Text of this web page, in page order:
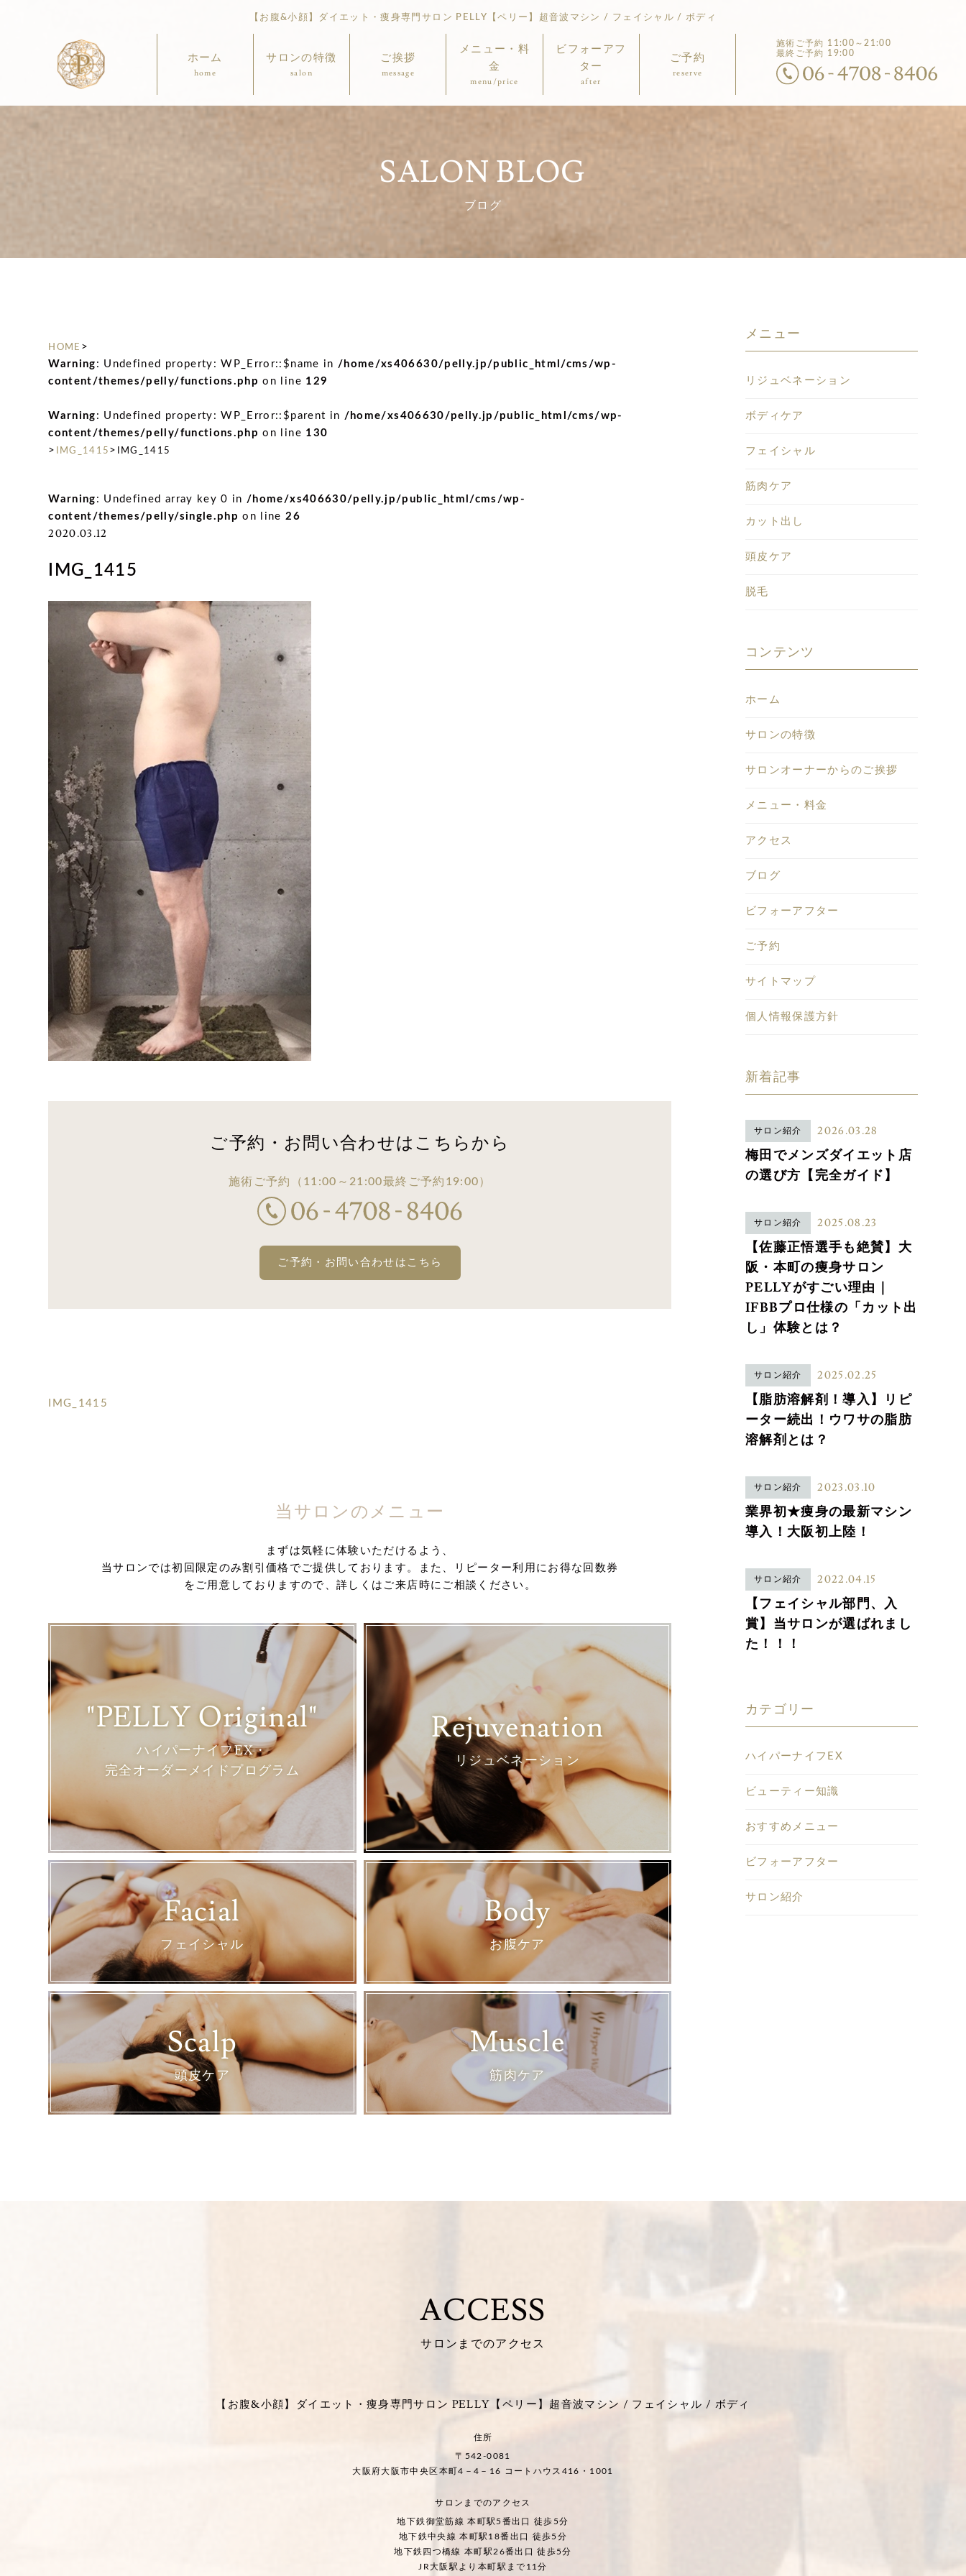
【お腹&小顔】ダイエット・痩身専門サロン PELLY【ペリー】超音波マシン / フェイシャル / ボディ
ホーム
home
サロンの特徴
salon
ご挨拶
message
メニュー・料
金
menu/price
ビフォーアフ
ター
after
ご予約
reserve
施術ご予約
11:00～21:00
最終ご予約 19:00
SALON BLOG
ブログ
HOME >
Warning : Undefined property: WP_Error::$name in /home/xs406630/pelly.jp/public_html/cms/wp-
content/themes/pelly/functions.php on line 129
Warning : Undefined property: WP_Error::$parent in /home/xs406630/pelly.jp/public_html/cms/wp-
content/themes/pelly/functions.php on line 130
>
IMG_1415 > IMG_1415
Warning : Undefined array key 0 in /home/xs406630/pelly.jp/public_html/cms/wp-
content/themes/pelly/single.php on line26
2020.03.12
IMG_1415
ご予約・お問い合わせはこちらから
施術ご予約 （11:00～21:00最終ご予約19:00）
ご予約・お問い合わせはこちら
IMG_1415
当サロンのメニュー
まずは気軽に体験いただけるよう、
当サロンでは初回限定のみ割引価格でご提供しております。また、リピーター利用にお得な回数券
をご用意しておりますので、詳しくはご来店時にご相談ください。
"PELLY Original"
ハイパーナイフEX・
完全オーダーメイドプログラム
Rejuvenation
リジュベネーション
Facial
フェイシャル
Body
お腹ケア
Scalp
頭皮ケア
Muscle
筋肉ケア
メニュー
リジュベネーション
ボディケア
フェイシャル
筋肉ケア
カット出し
頭皮ケア
脱毛
コンテンツ
ホーム
サロンの特徴
サロンオーナーからのご挨拶
メニュー・料金
アクセス
ブログ
ビフォーアフター
ご予約
サイトマップ
個人情報保護方針
新着記事
サロン紹介 2026.03.28
梅田でメンズダイエット店
の選び方【完全ガイド】
サロン紹介 2025.08.23
【佐藤正悟選手も絶賛】大
阪・本町の痩身サロン
PELLYがすごい理由｜
IFBBプロ仕様の「カット出
し」体験とは？
サロン紹介 2025.02.25
【脂肪溶解剤！導入】リピ
ーター続出！ウワサの脂肪
溶解剤とは？
サロン紹介 2023.03.10
業界初★痩身の最新マシン
導入！大阪初上陸！
サロン紹介 2022.04.15
【フェイシャル部門、入
賞】当サロンが選ばれまし
た！！！
カテゴリー
ハイパーナイフEX
ビューティー知識
おすすめメニュー
ビフォーアフター
サロン紹介
ACCESS
サロンまでのアクセス
【お腹&小顔】ダイエット・痩身専門サロン PELLY【ペリー】超音波マシン / フェイシャル / ボディ
住所
〒542-0081
大阪府大阪市中央区本町4－4－16 コートハウス416・1001
サロンまでのアクセス
地下鉄御堂筋線 本町駅5番出口 徒歩5分
地下鉄中央線 本町駅18番出口 徒歩5分
地下鉄四つ橋線 本町駅26番出口 徒歩5分
JR大阪駅より本町駅まで11分